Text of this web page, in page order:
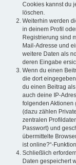
Cookies kannst du
löschen.
Weiterhin werden
in deinem Profil
Registrierung sind
Mail-Adresse und
weitere Daten als
deren Eingabe
Wenn du einen
die dort
du einen Beitrag
auch deine IP-
folgenden Aktionen
(dazu zählen
zentralen
Passwort) und
übermittelte
ist online?“-
Schließlich
Daten gespeichert